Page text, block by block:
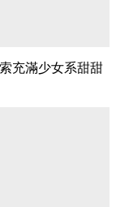
充滿少女系甜甜